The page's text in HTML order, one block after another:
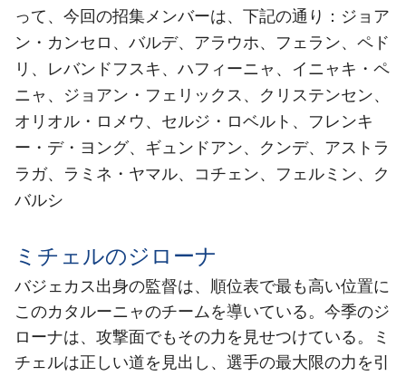
って、今回の招集メンバーは、下記の通り： ジョア
ン・カンセロ、バルデ、アラウホ、フェラン、ペド
リ、レバンドフスキ、ハフィーニャ、イニャキ・ペ
ニャ、ジョアン・フェリックス、クリステンセン、
オリオル・ロメウ、セルジ・ロベルト、フレンキ
ー・デ・ヨング、ギュンドアン、クンデ、アストラ
ラガ、ラミネ・ヤマル、コチェン、フェルミン、ク
バルシ
ミチェルのジローナ
バジェカス出身の監督は、順位表で最も高い位置に
このカタルーニャのチームを導いている。今季のジ
ローナは、攻撃面でもその力を見せつけている。ミ
チェルは正しい道を見出し、選手の最大限の力を引